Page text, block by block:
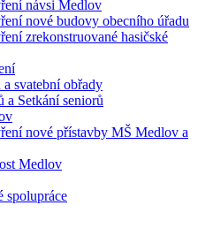
návsi Medlov
nové budovy obecního úřadu
zrekonstruované hasičské
svatební obřady
a Setkání seniorů
nové přístavby MŠ Medlov a
Medlov
spolupráce